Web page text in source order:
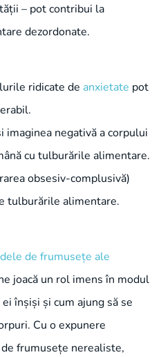
– pot contribui la
dezordonate.
ridicate de anxietate pot
imaginea negativă a corpului
cu tulburările alimentare.
obsesiv-complusivă)
tulburările alimentare.
de frumusețe ale
joacă un rol imens în modul
înșiși și cum ajung să se
Cu o expunere
frumusețe nerealiste,